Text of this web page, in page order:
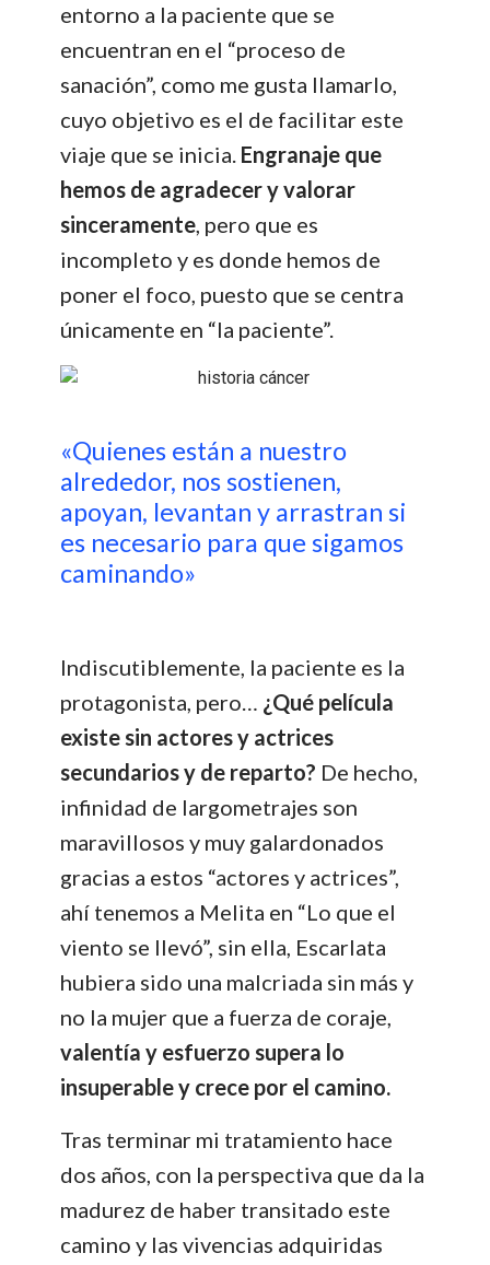
entorno a la paciente que se
encuentran en el “proceso de
sanación”, como me gusta llamarlo,
cuyo objetivo es el de facilitar este
viaje que se inicia. Engranaje que
hemos de agradecer y valorar
sinceramente, pero que es
incompleto y es donde hemos de
poner el foco, puesto que se centra
únicamente en “la paciente”.
«Quienes están a nuestro
alrededor, nos sostienen,
apoyan, levantan y arrastran si
es necesario para que sigamos
caminando»
Indiscutiblemente, la paciente es la
protagonista, pero… ¿Qué película
existe sin actores y actrices
secundarios y de reparto? De hecho,
infinidad de largometrajes son
maravillosos y muy galardonados
gracias a estos “actores y actrices”,
ahí tenemos a Melita en “Lo que el
viento se llevó”, sin ella, Escarlata
hubiera sido una malcriada sin más y
no la mujer que a fuerza de coraje,
valentía y esfuerzo supera lo
insuperable y crece por el camino.
Tras terminar mi tratamiento hace
dos años, con la perspectiva que da la
madurez de haber transitado este
camino y las vivencias adquiridas